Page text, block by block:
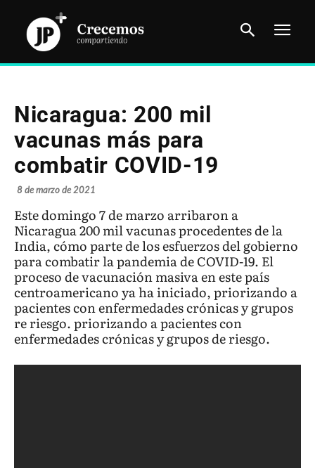
Nicaragua: 200 mil
vacunas más para
combatir COVID-19
8 de marzo de 2021
Este domingo 7 de marzo arribaron a
Nicaragua 200 mil vacunas procedentes de la
India, cómo parte de los esfuerzos del gobierno
para combatir la pandemia de COVID-19. El
proceso de vacunación masiva en este país
centroamericano ya ha iniciado, priorizando a
pacientes con enfermedades crónicas y grupos
re riesgo. priorizando a pacientes con
enfermedades crónicas y grupos de riesgo.